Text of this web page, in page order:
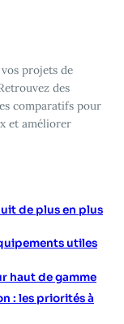
projets de
des
comparatifs pour
et améliorer
de plus en plus
utiles
haut de gamme
: les priorités à